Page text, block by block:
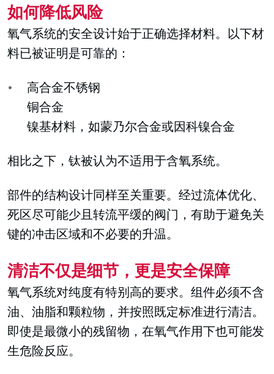
如何降低风险
氧气系统的安全设计始于正确选择材料。以下材
料已被证明是可靠的：
高合金不锈钢
铜合金
镍基材料，如蒙乃尔合金或因科镍合金
相比之下，钛被认为不适用于含氧系统。
部件的结构设计同样至关重要。经过流体优化、
死区尽可能少且转流平缓的阀门，有助于避免关
键的冲击区域和不必要的升温。
清洁不仅是细节，更是安全保障
氧气系统对纯度有特别高的要求。组件必须不含
油、油脂和颗粒物，并按照既定标准进行清洁。
即使是最微小的残留物，在氧气作用下也可能发
生危险反应。